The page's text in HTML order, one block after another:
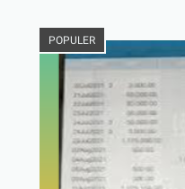
POPULER